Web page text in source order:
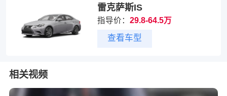
雷克萨斯IS
指导价：29.8-64.5万
查看车型
相关视频